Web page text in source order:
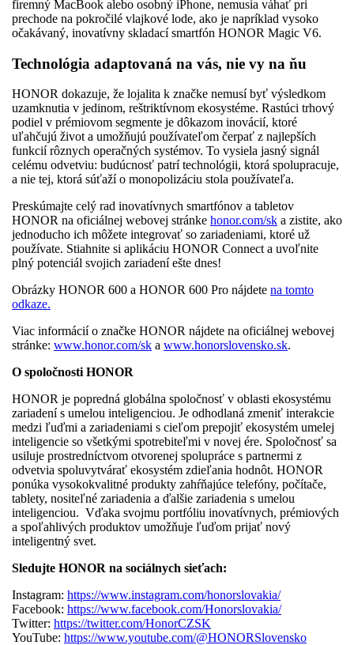
firemný MacBook alebo osobný iPhone, nemusia váhať pri
prechode na pokročilé vlajkové lode, ako je napríklad vysoko
očakávaný, inovatívny skladací smartfón HONOR Magic V6.
Technológia adaptovaná na vás, nie vy na ňu
HONOR dokazuje, že lojalita k značke nemusí byť výsledkom
uzamknutia v jedinom, reštriktívnom ekosystéme. Rastúci trhový
podiel v prémiovom segmente je dôkazom inovácií, ktoré
uľahčujú život a umožňujú používateľom čerpať z najlepších
funkcií rôznych operačných systémov. To vysiela jasný signál
celému odvetviu: budúcnosť patrí technológii, ktorá spolupracuje,
a nie tej, ktorá súťaží o monopolizáciu stola používateľa.
Preskúmajte celý rad inovatívnych smartfónov a tabletov
HONOR na oficiálnej webovej stránke honor.com/sk a zistite, ako
jednoducho ich môžete integrovať so zariadeniami, ktoré už
používate. Stiahnite si aplikáciu HONOR Connect a uvoľnite
plný potenciál svojich zariadení ešte dnes!
Obrázky HONOR 600 a HONOR 600 Pro nájdete na tomto
odkaze.
Viac informácií o značke HONOR nájdete na oficiálnej webovej
stránke: www.honor.com/sk a www.honorslovensko.sk.
O spoločnosti HONOR
HONOR je popredná globálna spoločnosť v oblasti ekosystému
zariadení s umelou inteligenciou. Je odhodlaná zmeniť interakcie
medzi ľuďmi a zariadeniami s cieľom prepojiť ekosystém umelej
inteligencie so všetkými spotrebiteľmi v novej ére. Spoločnosť sa
usiluje prostredníctvom otvorenej spolupráce s partnermi z
odvetvia spoluvytvárať ekosystém zdieľania hodnôt. HONOR
ponúka vysokokvalitné produkty zahŕňajúce telefóny, počítače,
tablety, nositeľné zariadenia a ďalšie zariadenia s umelou
inteligenciou. Vďaka svojmu portfóliu inovatívnych, prémiových
a spoľahlivých produktov umožňuje ľuďom prijať nový
inteligentný svet.
Sledujte HONOR na sociálnych sieťach:
Instagram: https://www.instagram.com/honorslovakia/
Facebook: https://www.facebook.com/Honorslovakia/
Twitter: https://twitter.com/HonorCZSK
YouTube: https://www.youtube.com/@HONORSlovensko